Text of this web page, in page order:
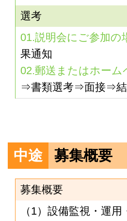
選考
01.説明会にご参加の
果通知
02.郵送またはホー
⇒書類選考⇒面接⇒結
中途 募集概要
募集概要
（1）設備監視・運用